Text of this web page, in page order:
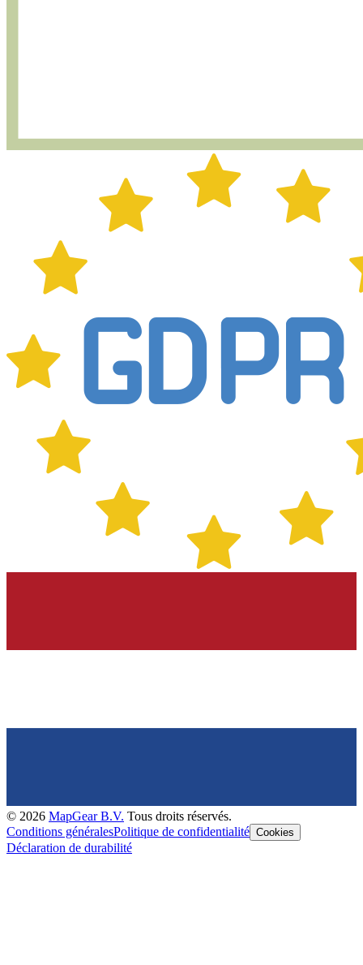
© 2026 MapGear B.V. Tous droits réservés.
Conditions généralesPolitique de confidentialité Cookies
Déclaration de durabilité